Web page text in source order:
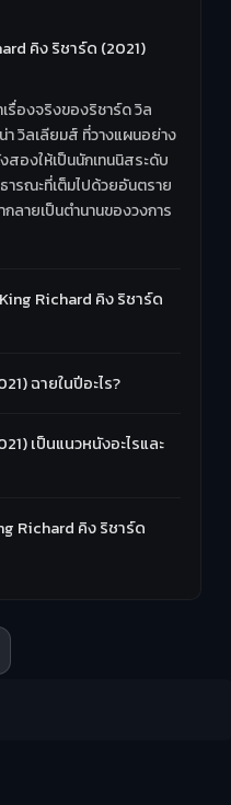
คิง ริชาร์ด (2021)
รื่องจริงของริชาร์ด วิล
า วิลเลียมส์ ที่วางแผนอย่าง
องให้เป็นนักเทนนิสระดับ
ารณะที่เต็มไปด้วยอันตราย
ลายเป็นตำนานของวงการ
Richard คิง ริชาร์ด
ฉายในปีอะไร?
เป็นแนวหนังอะไรและ
Richard คิง ริชาร์ด